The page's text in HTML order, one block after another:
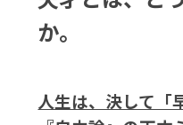
か。
人生は、決して「